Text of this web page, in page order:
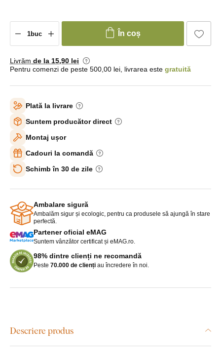
În coș
Livrăm de la 15,90 lei
Pentru comenzi de peste 500,00 lei, livrarea este gratuită
Plată la livrare
Suntem producător direct
Montaj ușor
Cadouri la comandă
Schimb în 30 de zile
Ambalare sigură
Ambalăm sigur și ecologic, pentru ca produsele să ajungă în stare
perfectă.
Partener oficial eMAG
Suntem vânzător certificat și eMAG.ro.
98% dintre clienți ne recomandă
Peste 70.000 de clienți au încredere în noi.
Descriere produs